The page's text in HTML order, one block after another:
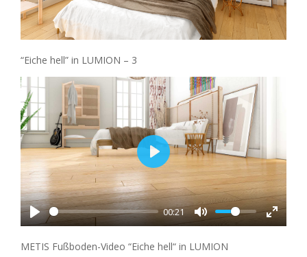
“Eiche hell” in LUMION – 3
00:21
Play
METIS Fußboden-Video “Eiche hell“ in LUMION